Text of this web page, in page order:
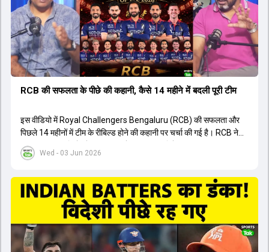
थी। शानदार प्रदर्शन के बाद इस युवा खिलाड़ी को श्रीलंका में होने वाली
त्रिकोणीय सीरीज के लिए इंडिया ए टीम में भी शामिल कर लिया गया है।
Wed - 03 Jun 2026
RCB की सफलता के पीछे की कहानी, कैसे 14 महीने में बदली पूरी टीम
इस वीडियो में Royal Challengers Bengaluru (RCB) की सफलता और
पिछले 14 महीनों में टीम के रीबिल्ड होने की कहानी पर चर्चा की गई है। RCB ने
अपनी पुरानी गलतियों को स्वीकार करते हुए एक नया रिसेट बटन दबाया। टीम
मैनेजमेंट में Mo Bobat, Andy Flower, Dinesh Karthik और एनालिस्ट
के तहत Bhuvneshwar Kumar, Krunal Pandya और Rasikh Salam
जैसे भारतीय खिलाड़ियों को टीम में शामिल किया गया, जिन्होंने शानदार प्रदर्शन
किया। इसके अलावा, Virat Kohli की भूमिका में भी बदलाव देखा गया, जहां वह
अब टीम के युवा खिलाड़ियों के साथ ज्यादा जुड़े हुए नजर आते हैं। कप्तान Rajat
Patidar के नेतृत्व में टीम का कम्युनिकेशन बहुत स्पष्ट रहा है। एनालिस्ट से लेकर
मैनेजमेंट तक, सभी एक ही पेज पर रहते हैं, जिससे मैदान पर कोई कंफ्यूजन नहीं